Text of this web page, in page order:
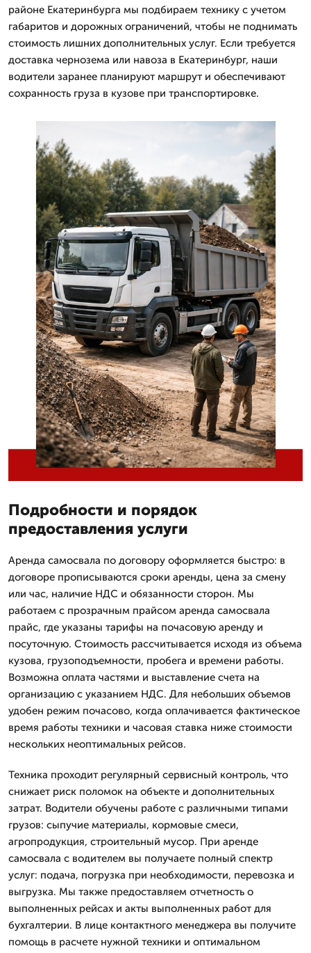
районе Екатеринбурга мы подбираем технику с учетом
габаритов и дорожных ограничений, чтобы не поднимать
стоимость лишних дополнительных услуг. Если требуется
доставка чернозема или навоза в Екатеринбург, наши
водители заранее планируют маршрут и обеспечивают
сохранность груза в кузове при транспортировке.
Подробности и порядок
предоставления услуги
Аренда самосвала по договору оформляется быстро: в
договоре прописываются сроки аренды, цена за смену
или час, наличие НДС и обязанности сторон. Мы
работаем с прозрачным прайсом аренда самосвала
прайс, где указаны тарифы на почасовую аренду и
посуточную. Стоимость рассчитывается исходя из объема
кузова, грузоподъемности, пробега и времени работы.
Возможна оплата частями и выставление счета на
организацию с указанием НДС. Для небольших объемов
удобен режим почасово, когда оплачивается фактическое
время работы техники и часовая ставка ниже стоимости
нескольких неоптимальных рейсов.
Техника проходит регулярный сервисный контроль, что
снижает риск поломок на объекте и дополнительных
затрат. Водители обучены работе с различными типами
грузов: сыпучие материалы, кормовые смеси,
агропродукция, строительный мусор. При аренде
самосвала с водителем вы получаете полный спектр
услуг: подача, погрузка при необходимости, перевозка и
выгрузка. Мы также предоставляем отчетность о
выполненных рейсах и акты выполненных работ для
бухгалтерии. В лице контактного менеджера вы получите
помощь в расчете нужной техники и оптимальном